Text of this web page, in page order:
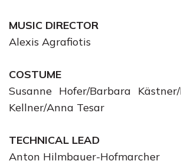
MUSIC DIRECTOR
Alexis Agrafiotis
COSTUME
Susanne Hofer/Barbara
Kellner/Anna Tesar
TECHNICAL LEAD
Anton Hilmbauer-Hofmarcher